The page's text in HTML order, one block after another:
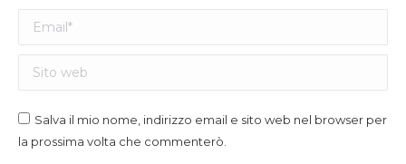
Email *
Sito web
Salva il mio nome, indirizzo email e sito web nel browser per
la prossima volta che commenterò.